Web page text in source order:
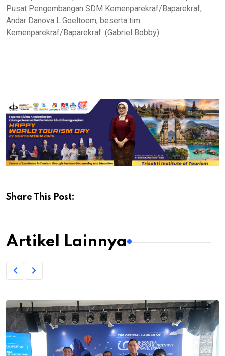
Pusat Pengembangan SDM Kemenparekraf/Baparekraf,
Andar Danova L.Goeltoem; beserta tim
Kemenparekraf/Baparekraf. (Gabriel Bobby)
Share This Post:
Artikel Lainnya